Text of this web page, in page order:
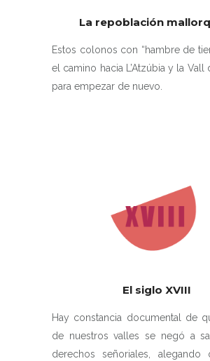
La repoblación
Estos colonos con “hambre de
el camino hacia L’Atzúbia y la Vall
para empezar de nuevo.
El siglo XVIII
Hay constancia documental de
de nuestros valles se negó a
derechos señoriales, alegando